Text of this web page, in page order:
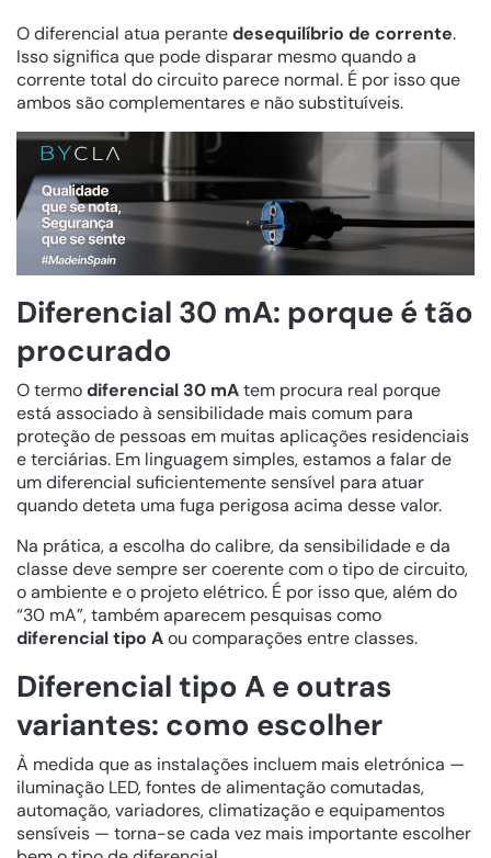
O diferencial atua perantedesequilíbrio de corrente.
Isso significa que pode disparar mesmo quando a
corrente total do circuito parece normal. É por isso que
ambos são complementares e não substituíveis.
Diferencial 30 mA: porque é tão
procurado
O termodiferencial 30 mAtem procura real porque
está associado à sensibilidade mais comum para
proteção de pessoas em muitas aplicações residenciais
e terciárias. Em linguagem simples, estamos a falar de
um diferencial suficientemente sensível para atuar
quando deteta uma fuga perigosa acima desse valor.
Na prática, a escolha do calibre, da sensibilidade e da
classe deve sempre ser coerente com o tipo de circuito,
o ambiente e o projeto elétrico. É por isso que, além do
“30 mA”, também aparecem pesquisas como
diferencial tipo Aou comparações entre classes.
Diferencial tipo A e outras
variantes: como escolher
À medida que as instalações incluem mais eletrónica —
iluminação LED, fontes de alimentação comutadas,
automação, variadores, climatização e equipamentos
sensíveis — torna-se cada vez mais importante escolher